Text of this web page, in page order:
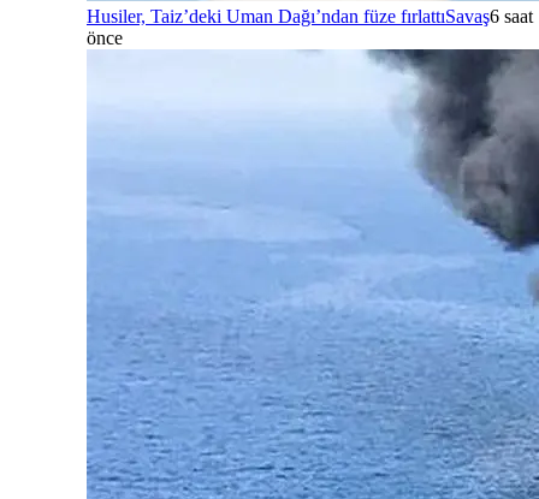
Husiler, Taiz’deki Uman Dağı’ndan füze fırlattıSavaş6 saat
önce